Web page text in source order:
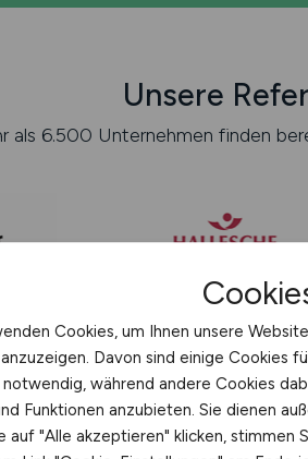
Unsere
als 6.500 Unternehmen finden
Cookies, um Ihnen unsere
Davon sind einige Cookies
während andere Cookies
Funktionen anzubieten. Sie dienen
auf "Alle akzeptieren" klicken, stimmen